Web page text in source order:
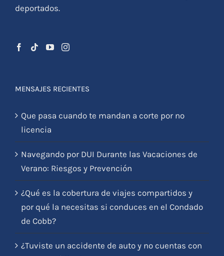
deportados.
MENSAJES RECIENTES
Que pasa cuando te mandan a corte por no
licencia
Navegando por DUI Durante las Vacaciones de
Verano: Riesgos y Prevención
¿Qué es la cobertura de viajes compartidos y
por qué la necesitas si conduces en el Condado
de Cobb?
¿Tuviste un accidente de auto y no cuentas con